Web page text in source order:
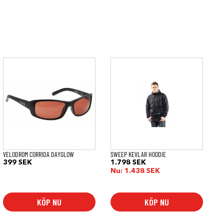
VELODROM CORRIDA DAYGLOW
399SEK
KÖP NU
SWEEP KEVLAR HOODIE
1.798SEK
Nu: 1.438SEK
KÖP NU
alternativen
på
produktsidan